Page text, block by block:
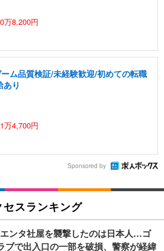
万8,200円
ム品質検証/未経験歓迎/初めての転職
あり
万4,700円
Sponsored by
セスランキング
ンタ社屋を襲撃したのは日本人…ゴ
ブで出入口の一部を破損、警察が経緯